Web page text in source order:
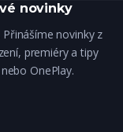
novinky
novinky z
premiéry a tipy
OnePlay.